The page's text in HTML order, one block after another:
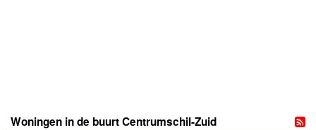
Woningen in de buurt Centrumschil-Zuid